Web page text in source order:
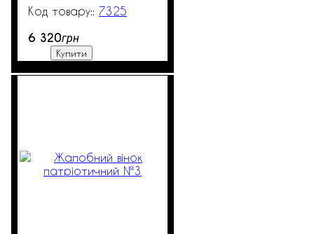
7325
6 320грн
Купити